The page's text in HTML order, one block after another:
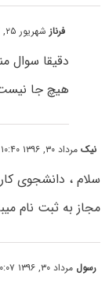
فرنازشهریور ۲۵, ۱۳۹۷ at ۱۱:۱۸ ب٫ظ
دقیقا سوال
هیچ جا
نیکمرداد ۳۰, ۱۳۹۶ at ۱۰:۴۰ ق٫ظ
مجاز به ثبت نام
رسول مرداد ۳۰, ۱۳۹۶ at ۱۰:۰۷ ق٫ظ